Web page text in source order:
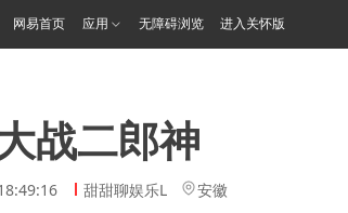
网易首页 应用 无障碍浏览 进入关怀版
战二郎神
甜甜聊娱乐L 安徽